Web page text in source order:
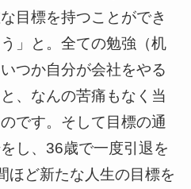
目標を持つことができ
」と。全ての勉強（机
つか自分が会社をやる
、なんの苦痛もなく当
です。そして目標の通
し、36歳で一度引退を
ほど新たな人生の目標を